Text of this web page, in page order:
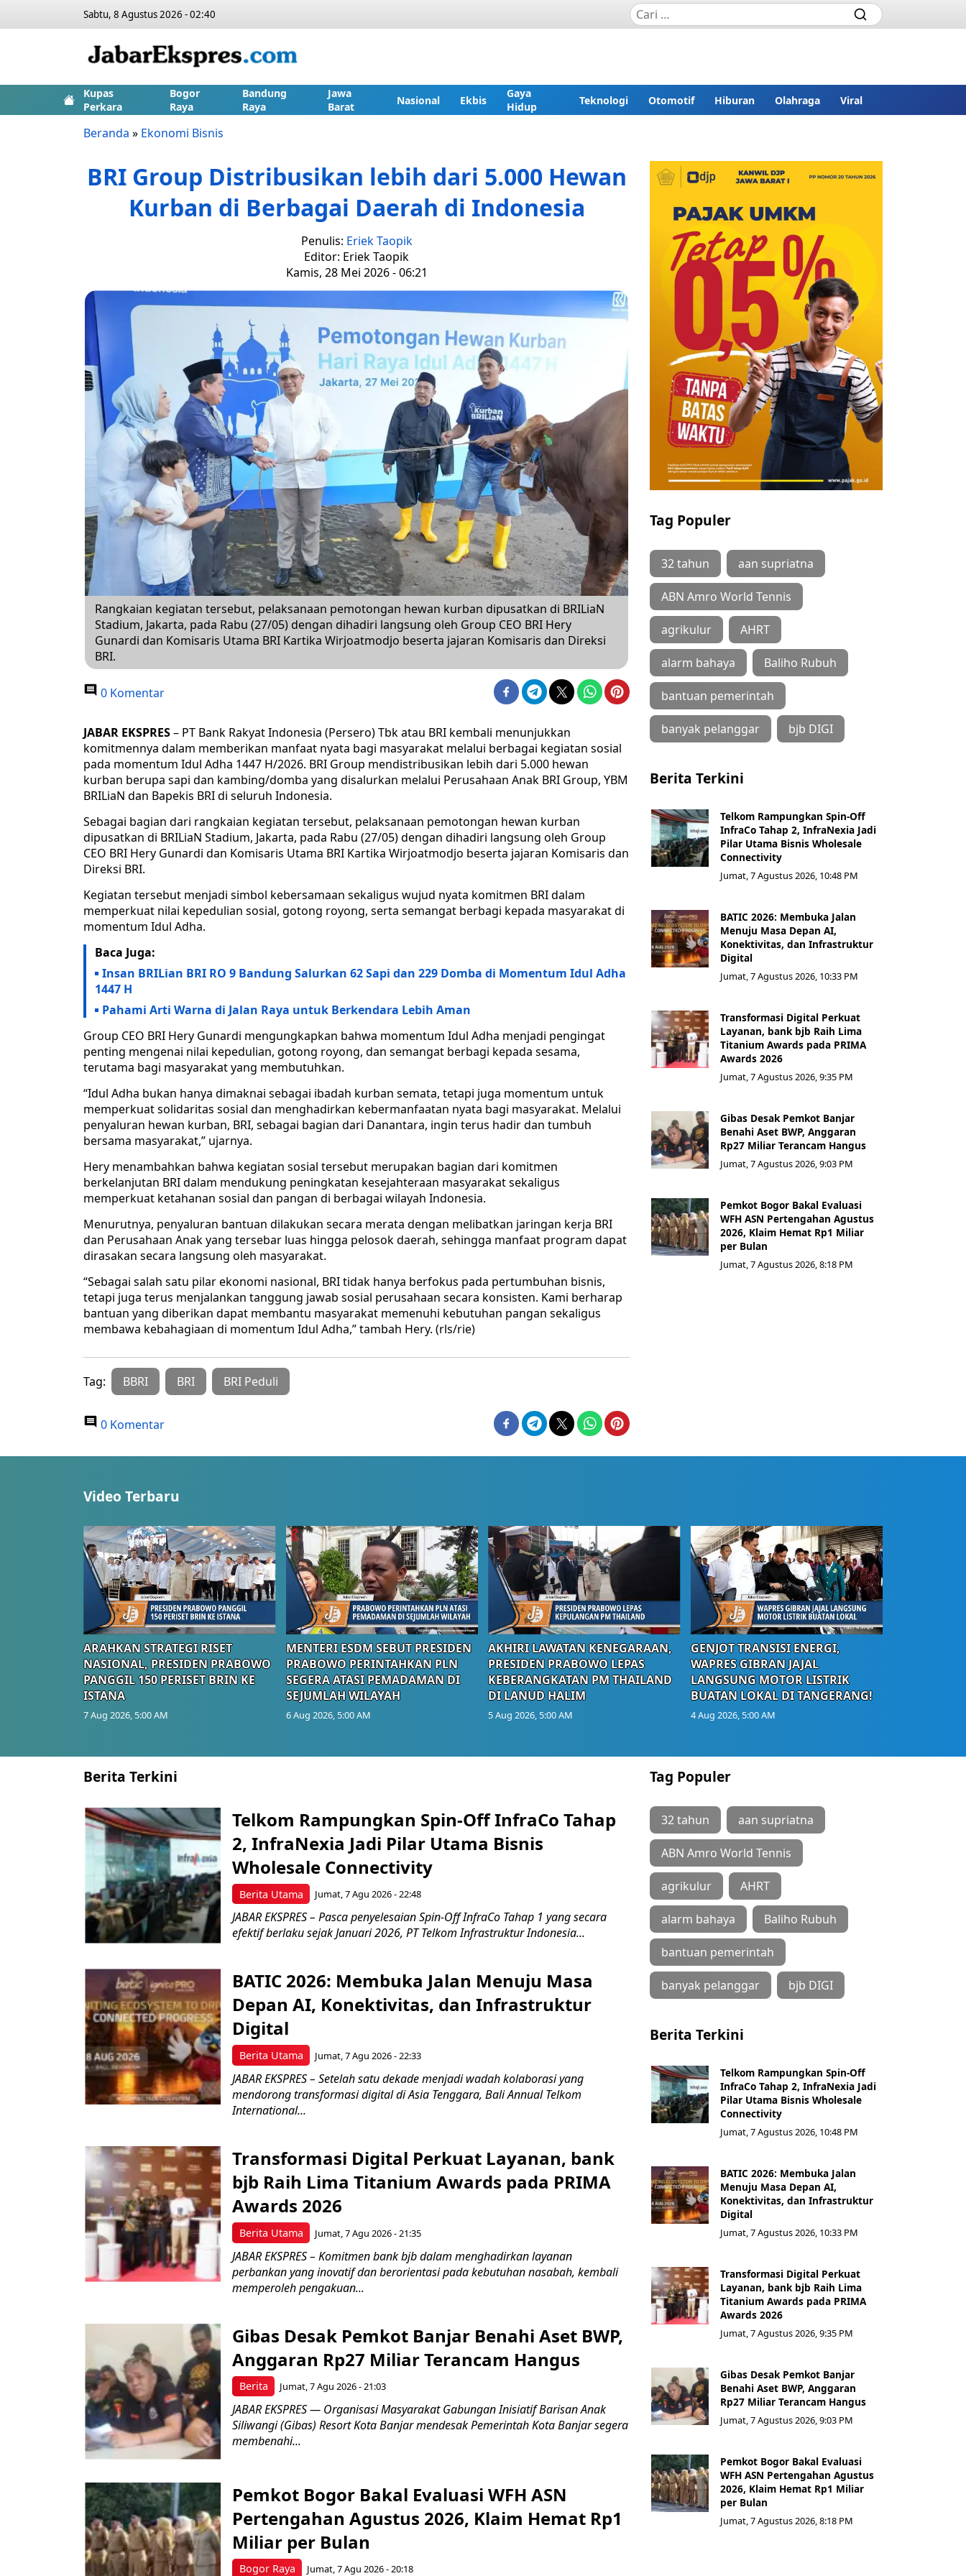
Sabtu, 8 Agustus 2026 - 02:40
Kupas
Perkara
Bogor
Raya
Bandung
Raya
Jawa
Barat
Nasional Ekbis
Gaya
Hidup
Teknologi Otomotif Hiburan Olahraga Viral
Beranda » Ekonomi Bisnis
BRI Group Distribusikan lebih dari 5.000 Hewan
Kurban di Berbagai Daerah di Indonesia
Penulis: Eriek Taopik
Editor: Eriek Taopik
Kamis, 28 Mei 2026 - 06:21
Rangkaian kegiatan tersebut, pelaksanaan pemotongan hewan kurban dipusatkan di BRILiaN
Stadium, Jakarta, pada Rabu (27/05) dengan dihadiri langsung oleh Group CEO BRI Hery
Gunardi dan Komisaris Utama BRI Kartika Wirjoatmodjo beserta jajaran Komisaris dan Direksi
BRI.
0 Komentar
JABAR EKSPRES– PT Bank Rakyat Indonesia (Persero) Tbk atau BRI kembali menunjukkan
komitmennya dalam memberikan manfaat nyata bagi masyarakat melalui berbagai kegiatan sosial
pada momentum Idul Adha 1447 H/2026. BRI Group mendistribusikan lebih dari 5.000 hewan
kurban berupa sapi dan kambing/domba yang disalurkan melalui Perusahaan Anak BRI Group, YBM
BRILiaN dan Bapekis BRI di seluruh Indonesia.
Sebagai bagian dari rangkaian kegiatan tersebut, pelaksanaan pemotongan hewan kurban
dipusatkan di BRILiaN Stadium, Jakarta, pada Rabu (27/05) dengan dihadiri langsung oleh Group
CEO BRI Hery Gunardi dan Komisaris Utama BRI Kartika Wirjoatmodjo beserta jajaran Komisaris dan
Direksi BRI.
Kegiatan tersebut menjadi simbol kebersamaan sekaligus wujud nyata komitmen BRI dalam
memperkuat nilai kepedulian sosial, gotong royong, serta semangat berbagi kepada masyarakat di
momentum Idul Adha.
Baca Juga:
Insan BRILian BRI RO 9 Bandung Salurkan 62 Sapi dan 229 Domba di Momentum Idul Adha
1447 H
Pahami Arti Warna di Jalan Raya untuk Berkendara Lebih Aman
Group CEO BRI Hery Gunardi mengungkapkan bahwa momentum Idul Adha menjadi pengingat
penting mengenai nilai kepedulian, gotong royong, dan semangat berbagi kepada sesama,
terutama bagi masyarakat yang membutuhkan.
“Idul Adha bukan hanya dimaknai sebagai ibadah kurban semata, tetapi juga momentum untuk
memperkuat solidaritas sosial dan menghadirkan kebermanfaatan nyata bagi masyarakat. Melalui
penyaluran hewan kurban, BRI, sebagai bagian dari Danantara, ingin terus hadir dan tumbuh
bersama masyarakat,” ujarnya.
Hery menambahkan bahwa kegiatan sosial tersebut merupakan bagian dari komitmen
berkelanjutan BRI dalam mendukung peningkatan kesejahteraan masyarakat sekaligus
memperkuat ketahanan sosial dan pangan di berbagai wilayah Indonesia.
Menurutnya, penyaluran bantuan dilakukan secara merata dengan melibatkan jaringan kerja BRI
dan Perusahaan Anak yang tersebar luas hingga pelosok daerah, sehingga manfaat program dapat
dirasakan secara langsung oleh masyarakat.
“Sebagai salah satu pilar ekonomi nasional, BRI tidak hanya berfokus pada pertumbuhan bisnis,
tetapi juga terus menjalankan tanggung jawab sosial perusahaan secara konsisten. Kami berharap
bantuan yang diberikan dapat membantu masyarakat memenuhi kebutuhan pangan sekaligus
membawa kebahagiaan di momentum Idul Adha,” tambah Hery. (rls/rie)
Tag: BBRI BRI BRI Peduli
0 Komentar
Tag Populer
32 tahun aan supriatna
ABN Amro World Tennis
agrikulur AHRT
alarm bahaya Baliho Rubuh
bantuan pemerintah
banyak pelanggar bjb DIGI
Berita Terkini
Telkom Rampungkan Spin-Off
InfraCo Tahap 2, InfraNexia Jadi
Pilar Utama Bisnis Wholesale
Connectivity
Jumat, 7 Agustus 2026, 10:48 PM
BATIC 2026: Membuka Jalan
Menuju Masa Depan AI,
Konektivitas, dan Infrastruktur
Digital
Jumat, 7 Agustus 2026, 10:33 PM
Transformasi Digital Perkuat
Layanan, bank bjb Raih Lima
Titanium Awards pada PRIMA
Awards 2026
Jumat, 7 Agustus 2026, 9:35 PM
Gibas Desak Pemkot Banjar
Benahi Aset BWP, Anggaran
Rp27 Miliar Terancam Hangus
Jumat, 7 Agustus 2026, 9:03 PM
Pemkot Bogor Bakal Evaluasi
WFH ASN Pertengahan Agustus
2026, Klaim Hemat Rp1 Miliar
per Bulan
Jumat, 7 Agustus 2026, 8:18 PM
Video Terbaru
ARAHKAN STRATEGI RISET
NASIONAL, PRESIDEN PRABOWO
PANGGIL 150 PERISET BRIN KE
ISTANA
7 Aug 2026, 5:00 AM
MENTERI ESDM SEBUT PRESIDEN
PRABOWO PERINTAHKAN PLN
SEGERA ATASI PEMADAMAN DI
SEJUMLAH WILAYAH
6 Aug 2026, 5:00 AM
AKHIRI LAWATAN KENEGARAAN,
PRESIDEN PRABOWO LEPAS
KEBERANGKATAN PM THAILAND
DI LANUD HALIM
5 Aug 2026, 5:00 AM
GENJOT TRANSISI ENERGI,
WAPRES GIBRAN JAJAL
LANGSUNG MOTOR LISTRIK
BUATAN LOKAL DI TANGERANG!
4 Aug 2026, 5:00 AM
Berita Terkini
Berita Utama
Telkom Rampungkan Spin-Off InfraCo Tahap
2, InfraNexia Jadi Pilar Utama Bisnis
Wholesale Connectivity
Jumat, 7 Agu 2026 - 22:48
JABAR EKSPRES – Pasca penyelesaian Spin-Off InfraCo Tahap 1 yang secara
efektif berlaku sejak Januari 2026, PT Telkom Infrastruktur Indonesia...
Berita Utama
BATIC 2026: Membuka Jalan Menuju Masa
Depan AI, Konektivitas, dan Infrastruktur
Digital
Jumat, 7 Agu 2026 - 22:33
JABAR EKSPRES – Setelah satu dekade menjadi wadah kolaborasi yang
mendorong transformasi digital di Asia Tenggara, Bali Annual Telkom
International...
Berita Utama
Transformasi Digital Perkuat Layanan, bank
bjb Raih Lima Titanium Awards pada PRIMA
Awards 2026
Jumat, 7 Agu 2026 - 21:35
JABAR EKSPRES – Komitmen bank bjb dalam menghadirkan layanan
perbankan yang inovatif dan berorientasi pada kebutuhan nasabah, kembali
memperoleh pengakuan...
Berita
Gibas Desak Pemkot Banjar Benahi Aset BWP,
Anggaran Rp27 Miliar Terancam Hangus
Jumat, 7 Agu 2026 - 21:03
JABAR EKSPRES — Organisasi Masyarakat Gabungan Inisiatif Barisan Anak
Siliwangi (Gibas) Resort Kota Banjar mendesak Pemerintah Kota Banjar segera
membenahi...
Bogor Raya
Pemkot Bogor Bakal Evaluasi WFH ASN
Pertengahan Agustus 2026, Klaim Hemat Rp1
Miliar per Bulan
Jumat, 7 Agu 2026 - 20:18
Tag Populer
32 tahun aan supriatna
ABN Amro World Tennis
agrikulur AHRT
alarm bahaya Baliho Rubuh
bantuan pemerintah
banyak pelanggar bjb DIGI
Berita Terkini
Telkom Rampungkan Spin-Off
InfraCo Tahap 2, InfraNexia Jadi
Pilar Utama Bisnis Wholesale
Connectivity
Jumat, 7 Agustus 2026, 10:48 PM
BATIC 2026: Membuka Jalan
Menuju Masa Depan AI,
Konektivitas, dan Infrastruktur
Digital
Jumat, 7 Agustus 2026, 10:33 PM
Transformasi Digital Perkuat
Layanan, bank bjb Raih Lima
Titanium Awards pada PRIMA
Awards 2026
Jumat, 7 Agustus 2026, 9:35 PM
Gibas Desak Pemkot Banjar
Benahi Aset BWP, Anggaran
Rp27 Miliar Terancam Hangus
Jumat, 7 Agustus 2026, 9:03 PM
Pemkot Bogor Bakal Evaluasi
WFH ASN Pertengahan Agustus
2026, Klaim Hemat Rp1 Miliar
per Bulan
Jumat, 7 Agustus 2026, 8:18 PM